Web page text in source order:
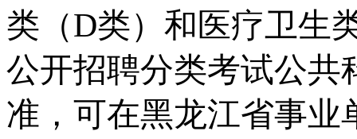
类（D类）和医疗卫生
公开招聘分类考试公共
准，可在黑龙江省事业